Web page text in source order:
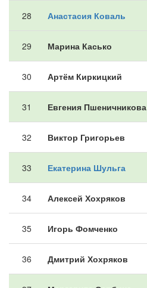
28 Анастасия Коваль
29 Марина Касько
30 Артём Киркицкий
31 Евгения Пшеничникова
32 Виктор Григорьев
33 Екатерина Шульга
34 Алексей Хохряков
35 Игорь Фомченко
36 Дмитрий Хохряков